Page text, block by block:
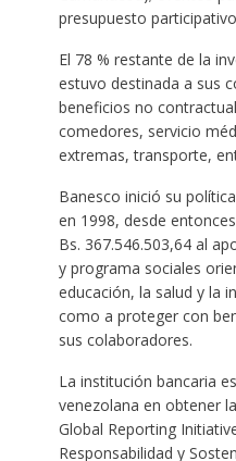
presupuesto
El 78 % restante de la
estuvo destinada a sus
beneficios no
comedores, servicio
extremas, transporte,
Banesco inició su
en 1998, desde
Bs. 367.546.503,64 al
y programa sociales
educación, la salud y la
como a proteger con
sus colaboradores.
La institución bancaria
venezolana en obtener
Global Reporting
Responsabilidad y